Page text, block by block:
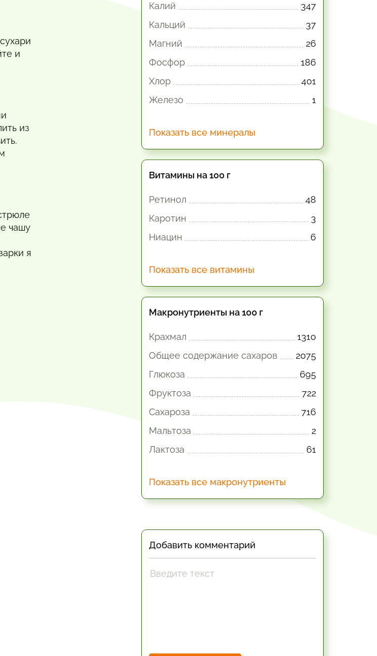
и
из
чашу
я
Калий
347
Кальций
37
Магний
26
Фосфор
186
Хлор
401
Железо
1
Показать все минералы
Витамины на 100 г
Ретинол
48
Каротин
3
Ниацин
6
Показать все витамины
Макронутриенты на 100 г
Крахмал
1310
Общее содержание сахаров
2075
Глюкоза
695
Фруктоза
722
Сахароза
716
Мальтоза
2
Лактоза
61
Показать все макронутриенты
Добавить комментарий